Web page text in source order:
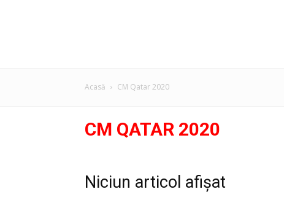
Acasă CM Qatar 2020
CM QATAR 2020
Niciun articol afișat